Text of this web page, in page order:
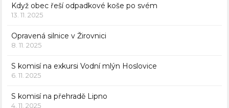
Když obec řeší odpadkové koše po svém
13. 11. 2025
Opravená silnice v Žirovnici
8. 11. 2025
S komisí na exkursi Vodní mlýn Hoslovice
6. 11. 2025
S komisí na přehradě Lipno
4. 11. 2025